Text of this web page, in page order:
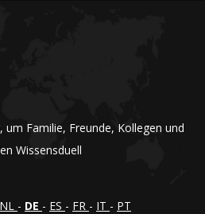
um Familie, Freunde, Kollegen und
Wissensduell
NL - DE - ES - FR - IT - PT